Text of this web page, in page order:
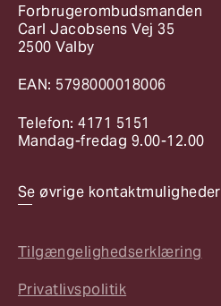
Forbrugerombudsmanden
Carl Jacobsens Vej 35
2500 Valby
EAN: 5798000018006
Telefon: 4171 5151
Mandag-fredag 9.00-12.00
Se øvrige kontaktmuligheder
Tilgængelighedserklæring
Privatlivspolitik